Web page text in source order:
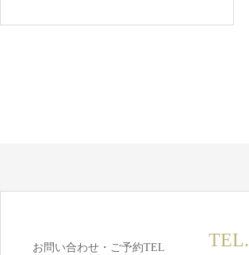
お問い合わせ・ご予約TEL TEL.